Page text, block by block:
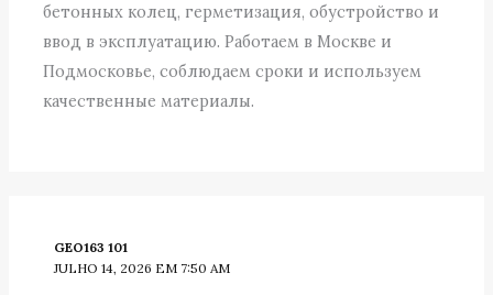
бетонных колец, герметизация, обустройство и
ввод в эксплуатацию. Работаем в Москве и
Подмосковье, соблюдаем сроки и используем
качественные материалы.
GEO163 101
JULHO 14, 2026 EM 7:50 AM